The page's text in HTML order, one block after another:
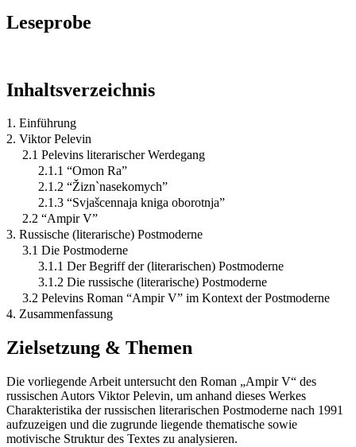
Leseprobe
Inhaltsverzeichnis
1. Einführung
2. Viktor Pelevin
2.1 Pelevins literarischer Werdegang
2.1.1 “Omon Ra”
2.1.2 “Žizn`nasekomych”
2.1.3 “Svjašcennaja kniga oborotnja”
2.2 “Ampir V”
3. Russische (literarische) Postmoderne
3.1 Die Postmoderne
3.1.1 Der Begriff der (literarischen) Postmoderne
3.1.2 Die russische (literarische) Postmoderne
3.2 Pelevins Roman “Ampir V” im Kontext der Postmoderne
4. Zusammenfassung
Zielsetzung & Themen
Die vorliegende Arbeit untersucht den Roman „Ampir V“ des
russischen Autors Viktor Pelevin, um anhand dieses Werkes
Charakteristika der russischen literarischen Postmoderne nach 1991
aufzuzeigen und die zugrunde liegende thematische sowie
motivische Struktur des Textes zu analysieren.